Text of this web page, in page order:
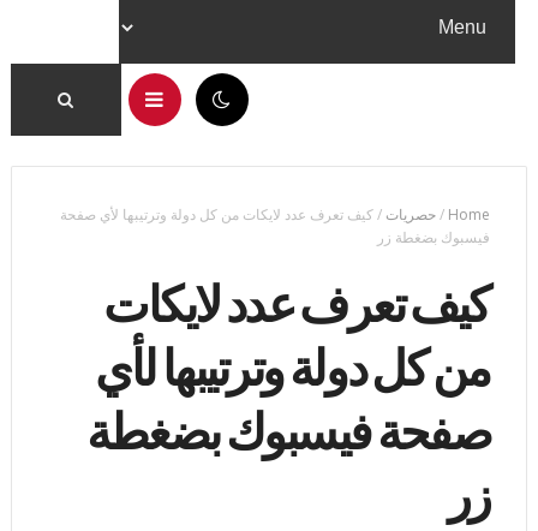
Home
/حصريات /كيف تعرف عدد لايكات من كل دولة وترتيبها لأي صفحة
فيسبوك بضغطة زر
كيف تعرف عدد لايكات
من كل دولة وترتيبها لأي
صفحة فيسبوك بضغطة
زر